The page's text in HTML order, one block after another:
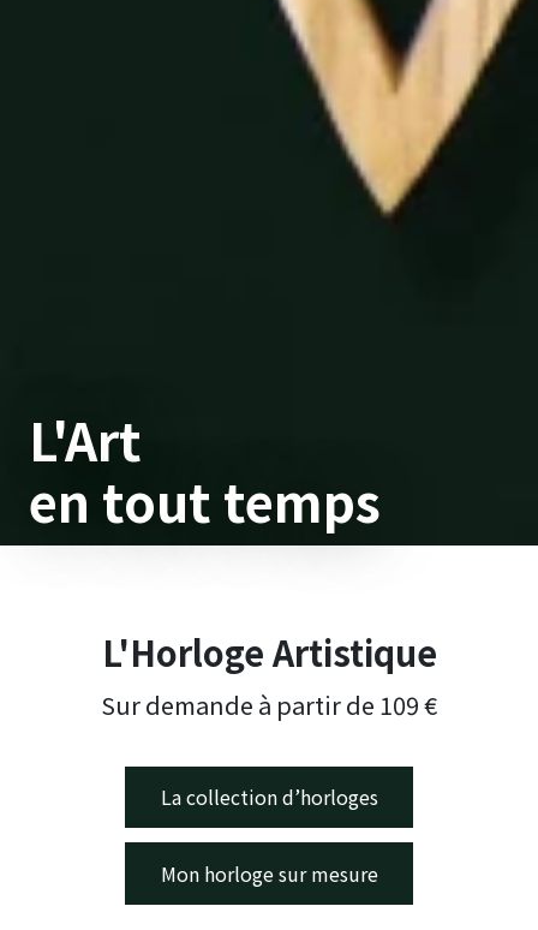
L'Art
en tout temps
L'Horloge Artistique
Sur demande à partir de 109 €
La collection d’horloges
Mon horloge sur mesure